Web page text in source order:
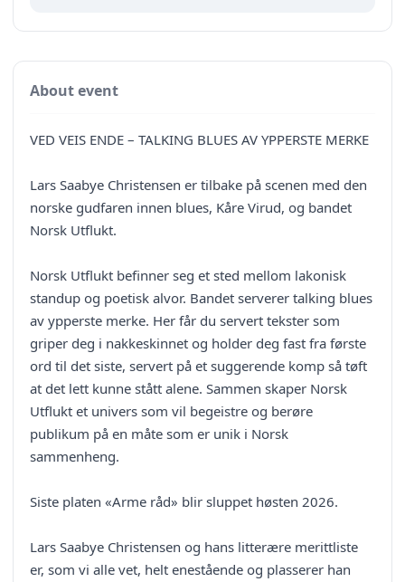
About event
VED VEIS ENDE – TALKING BLUES AV YPPERSTE MERKE
Lars Saabye Christensen er tilbake på scenen med den
norske gudfaren innen blues, Kåre Virud, og bandet
Norsk Utflukt.
Norsk Utflukt befinner seg et sted mellom lakonisk
standup og poetisk alvor. Bandet serverer talking blues
av ypperste merke. Her får du servert tekster som
griper deg i nakkeskinnet og holder deg fast fra første
ord til det siste, servert på et suggerende komp så tøft
at det lett kunne stått alene. Sammen skaper Norsk
Utflukt et univers som vil begeistre og berøre
publikum på en måte som er unik i Norsk
sammenheng.
Siste platen «Arme råd» blir sluppet høsten 2026.
Lars Saabye Christensen og hans litterære merittliste
er, som vi alle vet, helt enestående og plasserer han